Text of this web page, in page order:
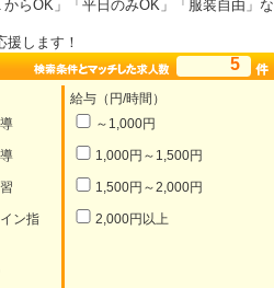
らOK」「平日のみOK」「服装自由」な
します！
5
ン指
給与（円/時間）
～1,000円
1,000円～1,500円
1,500円～2,000円
2,000円以上